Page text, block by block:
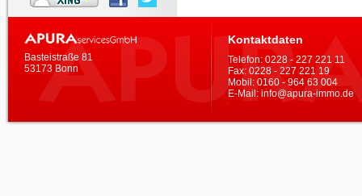
Basteistraße 81
53173 Bonn
Kontaktdaten
Telefon: 0228 - 227 221 11
Fax: 0228 - 227 221 19
Mobil: 0160 - 964 63 004
E-Mail: info@apura-immo.de